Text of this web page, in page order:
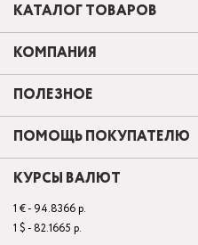
КАТАЛОГ ТОВАРОВ
КОМПАНИЯ
ПОЛЕЗНОЕ
ПОМОЩЬ ПОКУПАТЕЛЮ
КУРСЫ ВАЛЮТ
1 € - 94.8366 р.
1 $ - 82.1665 р.